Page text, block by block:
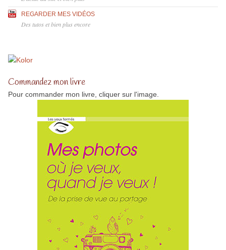
REGARDER MES VIDÉOS
Des tutos et bien plus encore
Commandez mon livre
Pour commander mon livre, cliquer sur l'image.